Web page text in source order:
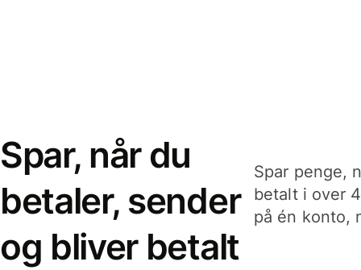
Spar, når du
betaler, sender
og bliver betalt
Spar penge,
betalt i over
på én konto,